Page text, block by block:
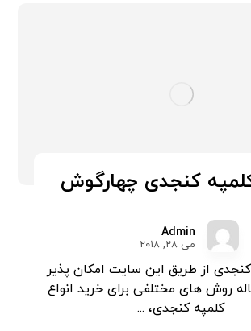
کنجدی چهارگوش
Admin
می ۲۸, ۲۰۱۸
از طریق این سایت امکان پذیر
روش های مختلفی برای خرید انواع
کلمپه کنجدی، ...